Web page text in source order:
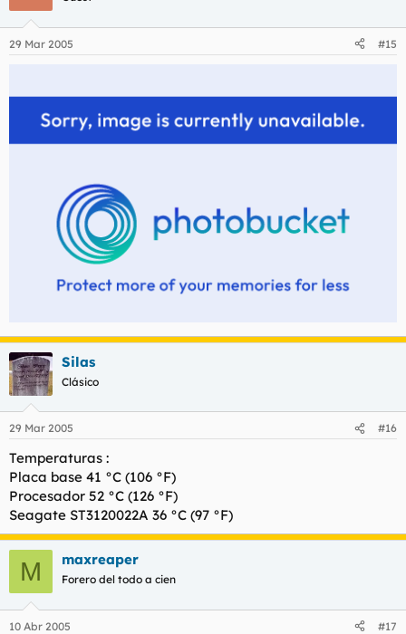
[/img]
29 Mar 2005 #15
Silas
Clásico
29 Mar 2005 #16
Temperaturas :
Placa base 41 °C (106 °F)
Procesador 52 °C (126 °F)
Seagate ST3120022A 36 °C (97 °F)
M maxreaper
Forero del todo a cien
10 Abr 2005 #17